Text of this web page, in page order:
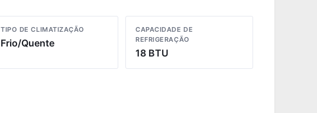
TIPO DE CLIMATIZAÇÃO
Frio/Quente
CAPACIDADE DE
REFRIGERAÇÃO
18 BTU